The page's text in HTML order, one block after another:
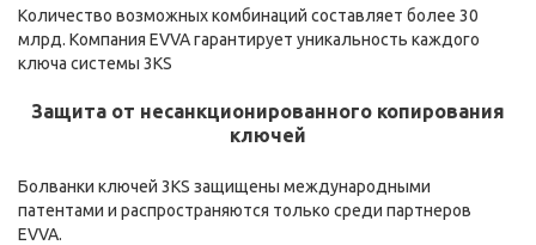
Количество возможных комбинаций составляет более 30
млрд. Компания EVVA гарантирует уникальность каждого
ключа системы 3KS
Защита от несанкционированного копирования
ключей
Болванки ключей 3KS защищены международными
патентами и распространяются только среди партнеров
EVVA.